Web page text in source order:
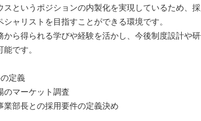
スというポジションの内製化を実現しているため、
シャリストを目指すことができる環境です。
から得られる学びや経験を活かし、今後制度設計や
です。
の定義
のマーケット調査
業部長との採用要件の定義決め